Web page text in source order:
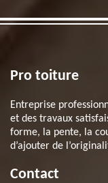
Pro toiture
Entreprise
et des travaux
forme, la pente, la
d’ajouter de
Contact